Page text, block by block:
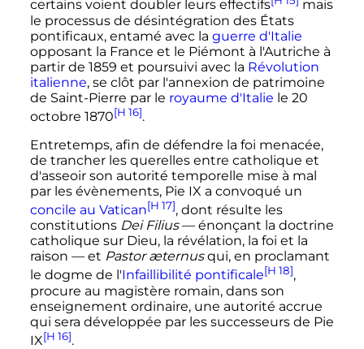
certains voient doubler leurs effectifs
mais
le processus de désintégration des États
pontificaux, entamé avec la guerre d'Italie
opposant la France et le Piémont à l'Autriche à
partir de 1859 et poursuivi avec la Révolution
italienne, se clôt par l'annexion de patrimoine
de Saint-Pierre par le royaume d'Italie le 20
octobre 1870[H 16].
Entretemps, afin de défendre la foi menacée,
de trancher les querelles entre catholique et
d'asseoir son autorité temporelle mise à mal
par les évènements, Pie IX a convoqué un
concile au Vatican[H 17], dont résulte les
constitutions Dei Filius— énonçant la doctrine
catholique sur Dieu, la révélation, la foi et la
raison — et Pastor æternusqui, en proclamant
le dogme de l'Infaillibilité pontificale[H 18],
procure au magistère romain, dans son
enseignement ordinaire, une autorité accrue
qui sera développée par les successeurs de Pie
IX[H 16].